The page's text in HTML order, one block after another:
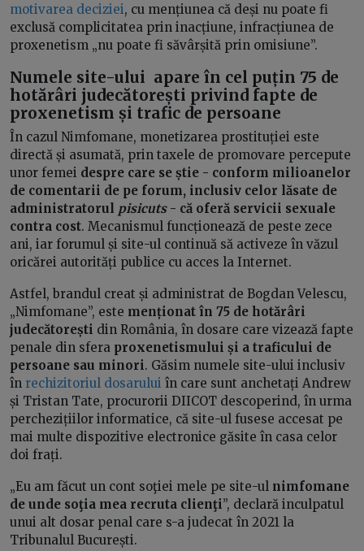
motivarea deciziei, cu mențiunea că deși nu poate fi
exclusă complicitatea prin inacțiune, infracțiunea de
proxenetism „nu poate fi săvârșită prin omisiune”.
Numele site-ului apare în cel puțin 75 de
hotărâri judecătorești privind fapte de
proxenetism și trafic de persoane
În cazul Nimfomane, monetizarea prostituției este
directă și asumată, prin taxele de promovare percepute
unor femei despre care se știe - conform milioanelor
de comentarii de pe forum, inclusiv celor lăsate de
administratorul pisicuts- că oferă servicii sexuale
contra cost. Mecanismul funcționează de peste zece
ani, iar forumul și site-ul continuă să activeze în văzul
oricărei autorități publice cu acces la Internet.
Astfel, brandul creat și administrat de Bogdan Velescu,
„Nimfomane”, este menționat în 75 de hotărâri
judecătorești din România, în dosare care vizează fapte
penale din sfera proxenetismului și a traficului de
persoane sau minori. Găsim numele site-ului inclusiv
în rechizitoriul dosarului în care sunt anchetați Andrew
și Tristan Tate, procurorii DIICOT descoperind, în urma
perchezițiilor informatice, că site-ul fusese accesat pe
mai multe dispozitive electronice găsite în casa celor
doi frați.
„Eu am făcut un cont soţiei mele pe site-ul nimfomane
de unde soţia mea recruta clienţi”, declară inculpatul
unui alt dosar penal care s-a judecat în 2021 la
Tribunalul București.